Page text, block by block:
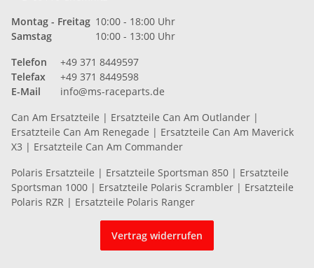
Montag - Freitag 10:00 - 18:00 Uhr
Samstag
10:00 - 13:00 Uhr
Telefon
+49 371 8449597
Telefax
+49 371 8449598
E-Mail
info@ms-raceparts.de
Can Am Ersatzteile | Ersatzteile Can Am Outlander |
Ersatzteile Can Am Renegade | Ersatzteile Can Am Maverick
X3 | Ersatzteile Can Am Commander
Polaris Ersatzteile | Ersatzteile Sportsman 850 | Ersatzteile
Sportsman 1000 | Ersatzteile Polaris Scrambler | Ersatzteile
Polaris RZR | Ersatzteile Polaris Ranger
Vertrag widerrufen